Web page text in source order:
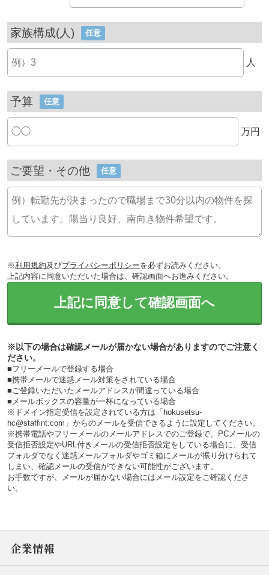
家族構成(人) 任意
人
予算 任意
万円
ご要望・その他 任意
※利用規約及びプライバシーポリシーを必ずお読みください。
上記内容に同意いただいた場合は、確認画面へお進みください。
上記に同意して確認画面へ
※以下の場合は確認メールが届かない場合がありますのでご注意く
ださい。
■フリーメールで登録する場合
■携帯メールで迷惑メール対策をされている場合
■ご登録いただいたメールアドレスが間違っている場合
■メールボックスの容量が一杯になっている場合
※ドメイン指定受信を設定されている方は「hokusetsu-
hc@staffint.com」からのメールを受信できるように設定してください。
※携帯電話やフリーメールのメールアドレスでのご登録で、PCメールの
受信拒否設定やURL付きメールの受信拒否設定をしている場合に、受信
フォルダでなく迷惑メールフォルダやゴミ箱にメールが振り分けられて
しまい、確認メールの受信ができない可能性がございます。
お手数ですが、メールが届かない場合にはメール設定をご確認くださ
い。
企業情報